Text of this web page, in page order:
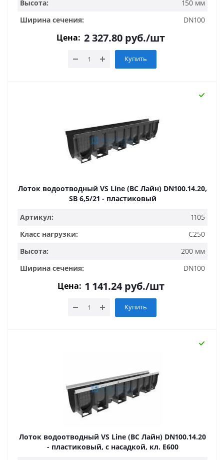
Высота:
150 мм
Ширина сечения:
DN100
Цена: 2 327.80 руб./шт
Купить
Лоток водоотводный VS Line (ВС Лайн) DN100.14.20,
SB 6,5/21 - пластиковый
Артикул:
1105
Класс нагрузки:
C250
Высота:
200 мм
Ширина сечения:
DN100
Цена: 1 141.24руб./шт
Купить
Лоток водоотводный VS Line (ВС Лайн) DN100.14.20
- пластиковый, с насадкой, кл. Е600